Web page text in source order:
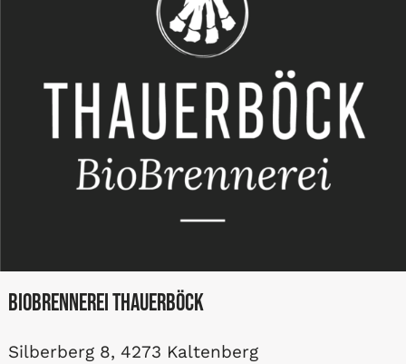
BioBrennerei Thauerböck
Silberberg 8, 4273 Kaltenberg